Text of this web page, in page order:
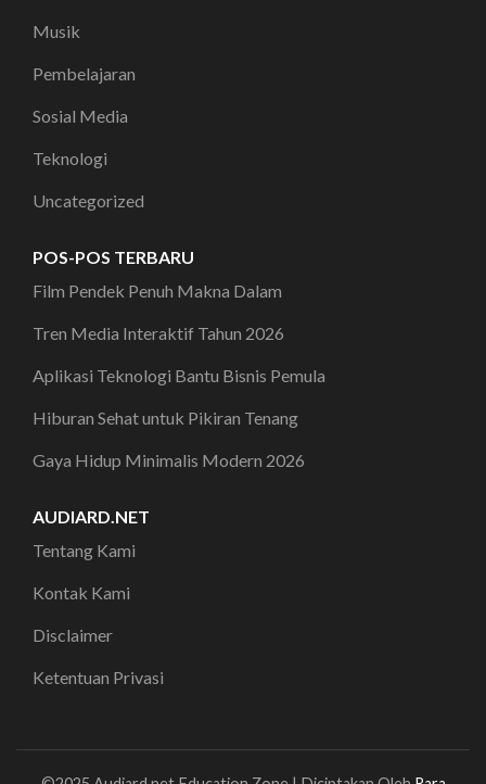
Musik
Pembelajaran
Sosial Media
Teknologi
Uncategorized
POS-POS TERBARU
Film Pendek Penuh Makna Dalam
Tren Media Interaktif Tahun 2026
Aplikasi Teknologi Bantu Bisnis Pemula
Hiburan Sehat untuk Pikiran Tenang
Gaya Hidup Minimalis Modern 2026
AUDIARD.NET
Tentang Kami
Kontak Kami
Disclaimer
Ketentuan Privasi